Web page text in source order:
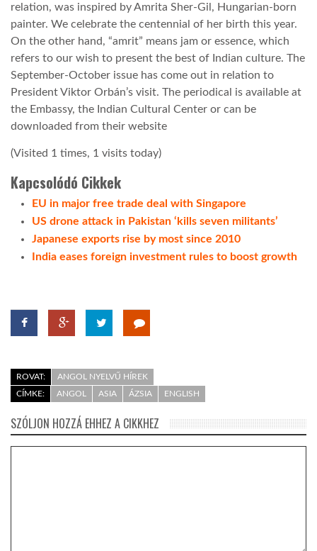
HÍR3D
GLOBOTV
AFRIKA TUDÁSTÁR
A NAP SZÉPE
LINKTR.EE
DOBRAVERO.HU
LATIMO.HU
GLOBOBOOK
relation, was inspired by Amrita Sher-Gil, Hungarian-born
painter. We celebrate the centennial of her birth this year.
On the other hand, “amrit” means jam or essence, which
refers to our wish to present the best of Indian culture. The
September-October issue has come out in relation to
President Viktor Orbán’s visit. The periodical is available at
the Embassy, the Indian Cultural Center or can be
downloaded from their website
(Visited 1 times, 1 visits today)
Kapcsolódó Cikkek
EU in major free trade deal with Singapore
US drone attack in Pakistan ‘kills seven militants’
Japanese exports rise by most since 2010
India eases foreign investment rules to boost growth
ROVAT:
ANGOL NYELVŰ HÍREK
CÍMKE:
ANGOL ASIA ÁZSIA ENGLISH
SZÓLJON HOZZÁ EHHEZ A CIKKHEZ